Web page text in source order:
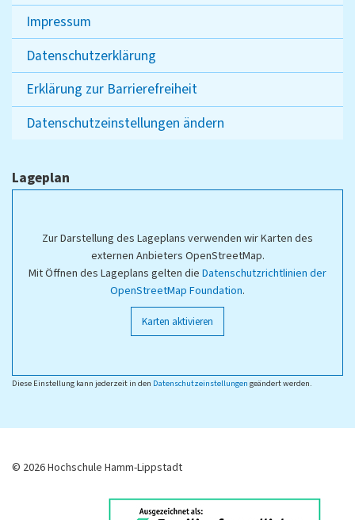
Impressum
Datenschutzerklärung
Erklärung zur Barrierefreiheit
Datenschutzeinstellungen ändern
Lageplan
Zur Darstellung des Lageplans verwenden wir Karten des
externen Anbieters OpenStreetMap.
Mit Öffnen des Lageplans gelten die Datenschutzrichtlinien der
OpenStreetMap Foundation.
Karten aktivieren
Diese Einstellung kann jederzeit in den Datenschutzeinstellungen geändert werden.
© 2026 Hochschule Hamm-Lippstadt